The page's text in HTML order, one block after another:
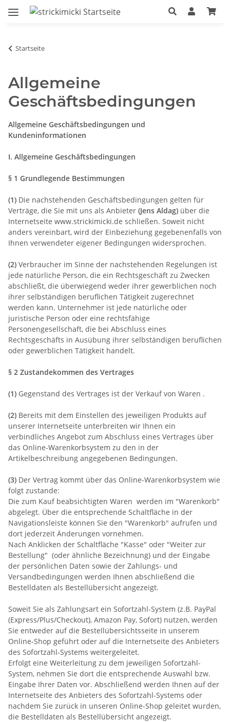
Startseite
Allgemeine
Geschäftsbedingungen
Allgemeine Geschäftsbedingungen und
Kundeninformationen
I. Allgemeine Geschäftsbedingungen
§ 1 Grundlegende Bestimmungen
(1) Die nachstehenden Geschäftsbedingungen gelten für
Verträge, die Sie mit uns als Anbieter (Jens Aldag) über die
Internetseite www.strickimicki.de schließen. Soweit nicht
anders vereinbart, wird der Einbeziehung gegebenenfalls von
Ihnen verwendeter eigener Bedingungen widersprochen.
(2) Verbraucher im Sinne der nachstehenden Regelungen ist
jede natürliche Person, die ein Rechtsgeschäft zu Zwecken
abschließt, die überwiegend weder ihrer gewerblichen noch
ihrer selbständigen beruflichen Tätigkeit zugerechnet
werden kann. Unternehmer ist jede natürliche oder
juristische Person oder eine rechtsfähige
Personengesellschaft, die bei Abschluss eines
Rechtsgeschäfts in Ausübung ihrer selbständigen beruflichen
oder gewerblichen Tätigkeit handelt.
§ 2 Zustandekommen des Vertrages
(1) Gegenstand des Vertrages ist der Verkauf von Waren .
(2) Bereits mit dem Einstellen des jeweiligen Produkts auf
unserer Internetseite unterbreiten wir Ihnen ein
verbindliches Angebot zum Abschluss eines Vertrages über
das Online-Warenkorbsystem zu den in der
Artikelbeschreibung angegebenen Bedingungen.
(3) Der Vertrag kommt über das Online-Warenkorbsystem wie
folgt zustande:
Die zum Kauf beabsichtigten Waren werden im "Warenkorb"
abgelegt. Über die entsprechende Schaltfläche in der
Navigationsleiste können Sie den "Warenkorb" aufrufen und
dort jederzeit Änderungen vornehmen.
Nach Anklicken der Schaltfläche "Kasse" oder "Weiter zur
Bestellung" (oder ähnliche Bezeichnung) und der Eingabe
der persönlichen Daten sowie der Zahlungs- und
Versandbedingungen werden Ihnen abschließend die
Bestelldaten als Bestellübersicht angezeigt.
Soweit Sie als Zahlungsart ein Sofortzahl-System (z.B. PayPal
(Express/Plus/Checkout), Amazon Pay, Sofort) nutzen, werden
Sie entweder auf die Bestellübersichtsseite in unserem
Online-Shop geführt oder auf die Internetseite des Anbieters
des Sofortzahl-Systems weitergeleitet.
Erfolgt eine Weiterleitung zu dem jeweiligen Sofortzahl-
System, nehmen Sie dort die entsprechende Auswahl bzw.
Eingabe Ihrer Daten vor. Abschließend werden Ihnen auf der
Internetseite des Anbieters des Sofortzahl-Systems oder
nachdem Sie zurück in unseren Online-Shop geleitet wurden,
die Bestelldaten als Bestellübersicht angezeigt.